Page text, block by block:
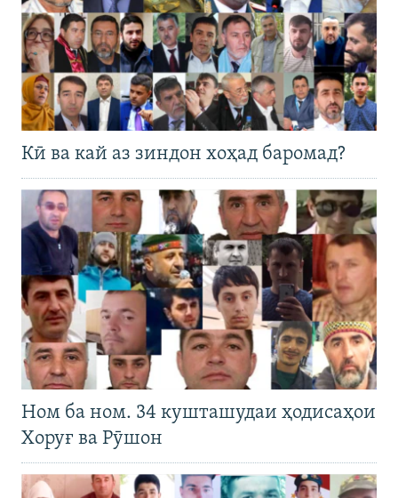
Кӣ ва кай аз зиндон хоҳад баромад?
Ном ба ном. 34 кушташудаи ҳодисаҳои
Хоруғ ва Рӯшон